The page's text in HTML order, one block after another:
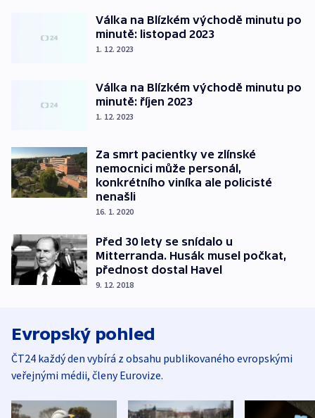
Válka na Blízkém východě minutu po
minutě: listopad 2023
1. 12. 2023
Válka na Blízkém východě minutu po
minutě: říjen 2023
1. 12. 2023
Za smrt pacientky ve zlínské
nemocnici může personál,
konkrétního viníka ale policisté
nenašli
16. 1. 2020
Před 30 lety se snídalo u
Mitterranda. Husák musel počkat,
přednost dostal Havel
9. 12. 2018
Evropský pohled
ČT24 každý den vybírá z obsahu publikovaného evropskými
veřejnými médii, členy Eurovize.